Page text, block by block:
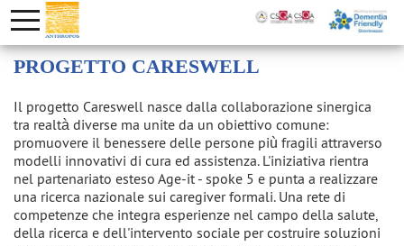
PROGETTO CARESWELL
Il progetto Careswell nasce dalla collaborazione sinergica
tra realtà diverse ma unite da un obiettivo comune:
promuovere il benessere delle persone più fragili attraverso
modelli innovativi di cura ed assistenza. L'iniziativa rientra
nel partenariato esteso Age-it - spoke 5 e punta a realizzare
una ricerca nazionale sui caregiver formali. Una rete di
competenze che integra esperienze nel campo della salute,
della ricerca e dell'intervento sociale per costruire soluzioni